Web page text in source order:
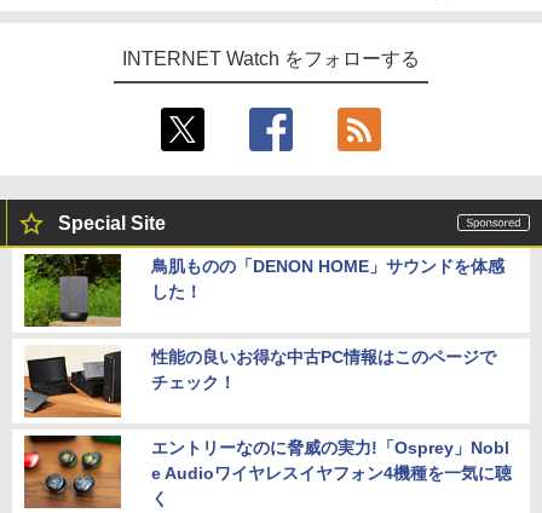
INTERNET Watch をフォローする
Special Site
鳥肌ものの「DENON HOME」サウンドを体感
した！
性能の良いお得な中古PC情報はこのページで
チェック！
エントリーなのに脅威の実力!「Osprey」Nobl
e Audioワイヤレスイヤフォン4機種を一気に聴
く